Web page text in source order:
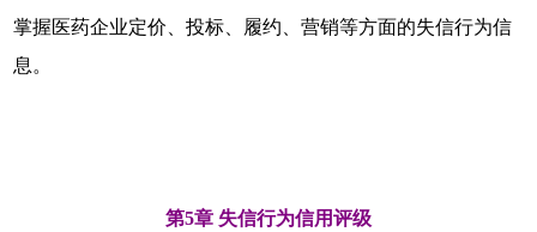
掌握医药企业定价、投标、履约、营销等方面的失信行为信
息。
第5章 失信行为信用评级